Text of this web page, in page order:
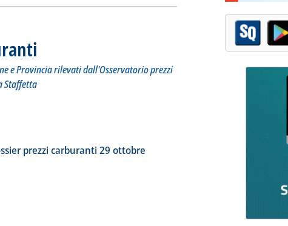
. Sottotitolo: I prezzi praticati per compagnia, Regione e Provincia rilevati
e Provincia rilevati dall'Osservatorio prezzi
Staffetta
prezzi carburanti 29 ottobre